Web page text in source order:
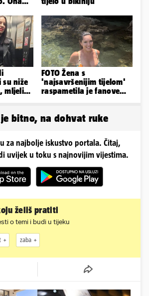
su niže
mljeli
FOTO Žena s
'najsavršenijim tijelom'
raspametila je fanove
je bitno, na dohvat ruke
za najbolje iskustvo portala. Čitaj,
uvijek u toku s najnovijim vijestima.
želiš pratiti
o temi i budi u tijeku
zaba